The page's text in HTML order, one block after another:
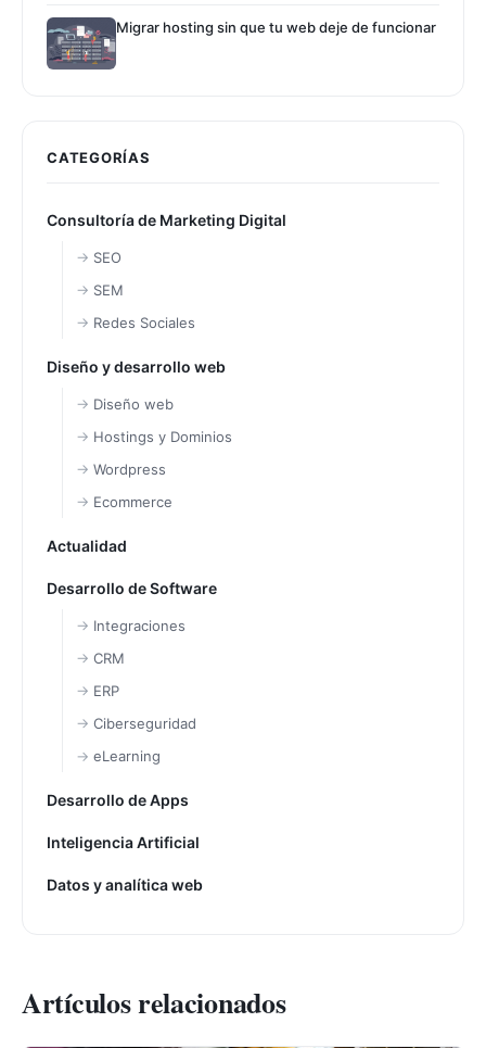
Migrar hosting sin que tu web deje de funcionar
CATEGORÍAS
Consultoría de Marketing Digital
SEO
SEM
Redes Sociales
Diseño y desarrollo web
Diseño web
Hostings y Dominios
Wordpress
Ecommerce
Actualidad
Desarrollo de Software
Integraciones
CRM
ERP
Ciberseguridad
eLearning
Desarrollo de Apps
Inteligencia Artificial
Datos y analítica web
Artículos relacionados